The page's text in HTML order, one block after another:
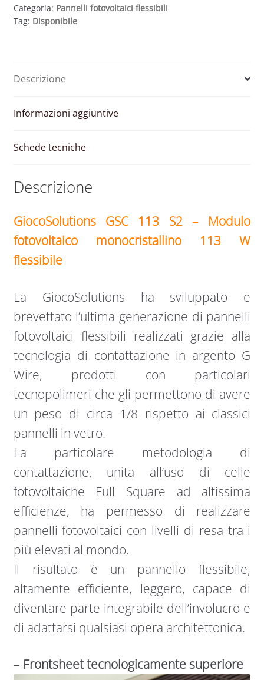
MODULO
FOTOVOLTAICO
W
Categoria: Pannelli fotovoltaici flessibili
Tag: Disponibile
Descrizione
Informazioni aggiuntive
Schede tecniche
Descrizione
GiocoSolutions GSC 113 S2 – Modulo
fotovoltaico monocristallino 113 W
flessibile
La GiocoSolutions ha sviluppato e
brevettato l’ultima generazione di pannelli
fotovoltaici flessibili realizzati grazie alla
tecnologia di contattazione in argento G
Wire, prodotti con particolari
tecnopolimeri che gli permettono di avere
un peso di circa 1/8 rispetto ai classici
pannelli in vetro.
La particolare metodologia di
contattazione, unita all’uso di celle
fotovoltaiche Full Square ad altissima
efficienze, ha permesso di realizzare
pannelli fotovoltaici con livelli di resa tra i
più elevati al mondo.
Il risultato è un pannello flessibile,
altamente efficiente, leggero, capace di
diventare parte integrabile dell’involucro e
di adattarsi qualsiasi opera architettonica.
– Frontsheet tecnologicamente superiore